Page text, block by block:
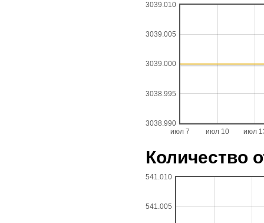
июл 7 июл 10 июл
3038.990
3038.995
3039.000
3039.005
3039.010
Количество
541.005
541.010